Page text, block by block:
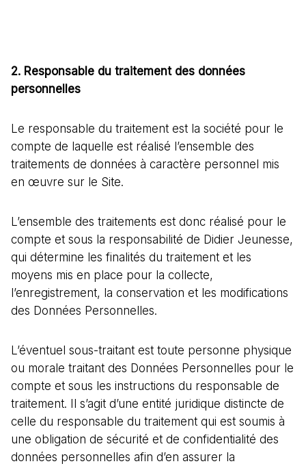
2. Responsable du traitement des données
personnelles
Le responsable du traitement est la société pour le
compte de laquelle est réalisé l’ensemble des
traitements de données à caractère personnel mis
en œuvre sur le Site.
L’ensemble des traitements est donc réalisé pour le
compte et sous la responsabilité de Didier Jeunesse,
qui détermine les finalités du traitement et les
moyens mis en place pour la collecte,
l’enregistrement, la conservation et les modifications
des Données Personnelles.
L’éventuel sous-traitant est toute personne physique
ou morale traitant des Données Personnelles pour le
compte et sous les instructions du responsable de
traitement. Il s’agit d’une entité juridique distincte de
celle du responsable du traitement qui est soumis à
une obligation de sécurité et de confidentialité des
données personnelles afin d’en assurer la